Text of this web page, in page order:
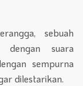
sebuah
dengan suara
sempurna
dilestarikan.